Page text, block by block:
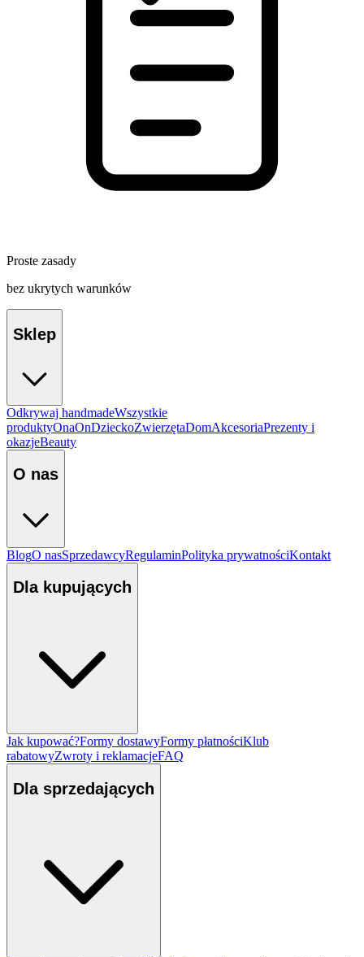
Proste zasady
bez ukrytych warunków
Sklep
Odkrywaj handmadeWszystkie
produktyOnaOnDzieckoZwierzętaDomAkcesoriaPrezenty i
okazjeBeauty
O nas
BlogO nasSprzedawcyRegulaminPolityka prywatnościKontakt
Dla kupujących
Jak kupować?Formy dostawyFormy płatnościKlub
rabatowyZwroty i reklamacjeFAQ
Dla sprzedających